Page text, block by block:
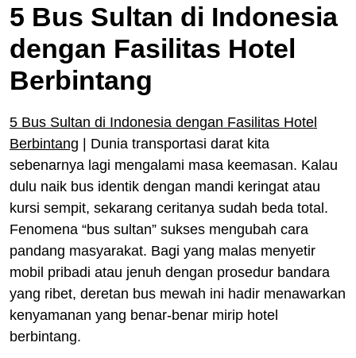
5 Bus Sultan di Indonesia
dengan Fasilitas Hotel
Berbintang
5 Bus Sultan di Indonesia dengan Fasilitas Hotel
Berbintang | Dunia transportasi darat kita
sebenarnya lagi mengalami masa keemasan. Kalau
dulu naik bus identik dengan mandi keringat atau
kursi sempit, sekarang ceritanya sudah beda total.
Fenomena “bus sultan” sukses mengubah cara
pandang masyarakat. Bagi yang malas menyetir
mobil pribadi atau jenuh dengan prosedur bandara
yang ribet, deretan bus mewah ini hadir menawarkan
kenyamanan yang benar-benar mirip hotel
berbintang.